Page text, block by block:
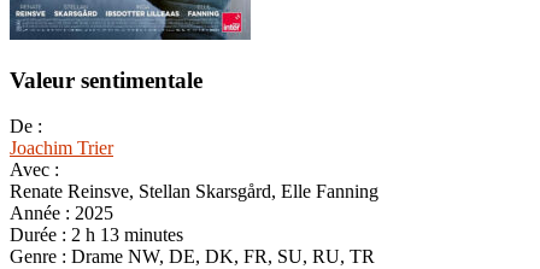
Valeur sentimentale
De :
Joachim Trier
Avec :
Renate Reinsve, Stellan Skarsgård, Elle Fanning
Année : 2025
Durée : 2 h 13 minutes
Genre : Drame NW, DE, DK, FR, SU, RU, TR